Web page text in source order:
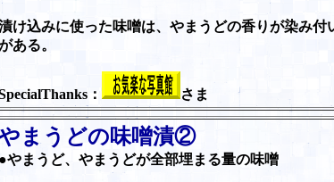
け込みに使った味噌は、やまうどの香りが染み
ある。
： さま
まうどの味噌漬②
●やまうど、やまうどが全部埋まる量の味噌